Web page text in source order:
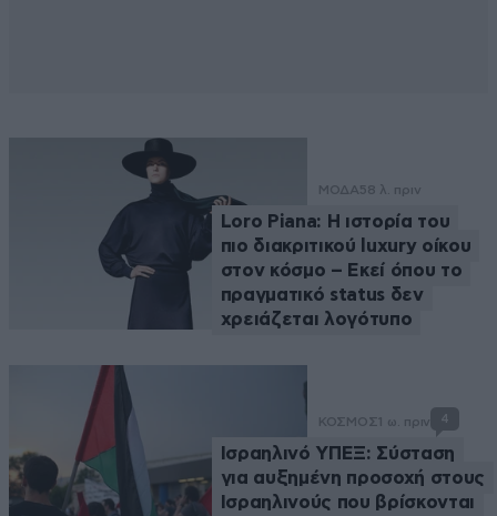
ΜΟΔΑ58 λ. πριν
Loro Piana: Η ιστορία του
πιο διακριτικού luxury οίκου
στον κόσμο – Εκεί όπου το
πραγματικό status δεν
χρειάζεται λογότυπο
ΚΟΣΜΟΣ 1 ω. πριν 4
Ισραηλινό ΥΠΕΞ: Σύσταση
για αυξημένη προσοχή στους
Ισραηλινούς που βρίσκονται